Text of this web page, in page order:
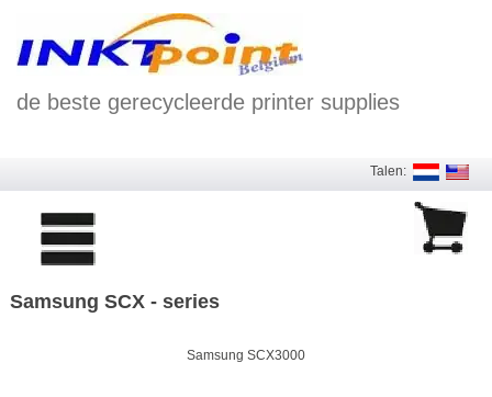
de beste gerecycleerde printer supplies
Talen:
Samsung SCX - series
Samsung SCX3000